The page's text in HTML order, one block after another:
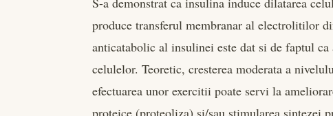
produce transferul membranar al electrolitilor
anticatabolic al insulinei este dat si de faptul
celulelor. Teoretic, cresterea moderata a
efectuarea unor exercitii poate servi la
proteice (proteoliza) si/sau stimularea sintezei